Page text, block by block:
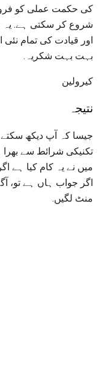
کی حکمت عملی کو
شروع کر سکتی ہے. یہ
اور قیادت کی تمام
بہت بہت شکریہ.
کیرولین
نتیجہ
جیسا کہ آپ دیکھ
تکنیکی شرائط سے
میں نے یہ کام کیا ہے
اگر جواب ہاں ہے تو،
منٹ لگیں.